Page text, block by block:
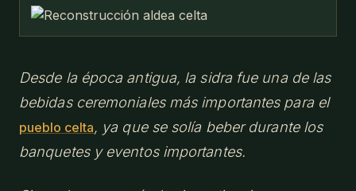
Desde la época antigua, la sidra fue una de las
bebidas ceremoniales más importantes para el
pueblo celta, ya que se solía beber durante los
banquetes y eventos importantes.